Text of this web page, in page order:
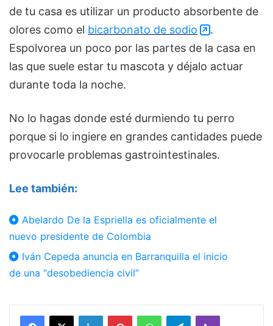
de tu casa es utilizar un producto absorbente de
olores como el bicarbonato de sodio
.
Espolvorea un poco por las partes de la casa en
las que suele estar tu mascota y déjalo actuar
durante toda la noche.
No lo hagas donde esté durmiendo tu perro
porque si lo ingiere en grandes cantidades puede
provocarle problemas gastrointestinales.
Lee también:
Abelardo De la Espriella es oficialmente el
nuevo presidente de Colombia
Iván Cepeda anuncia en Barranquilla el inicio
de una “desobediencia civil”
Facebook
X LinkedInPinterestWhatsAppTelegramViber